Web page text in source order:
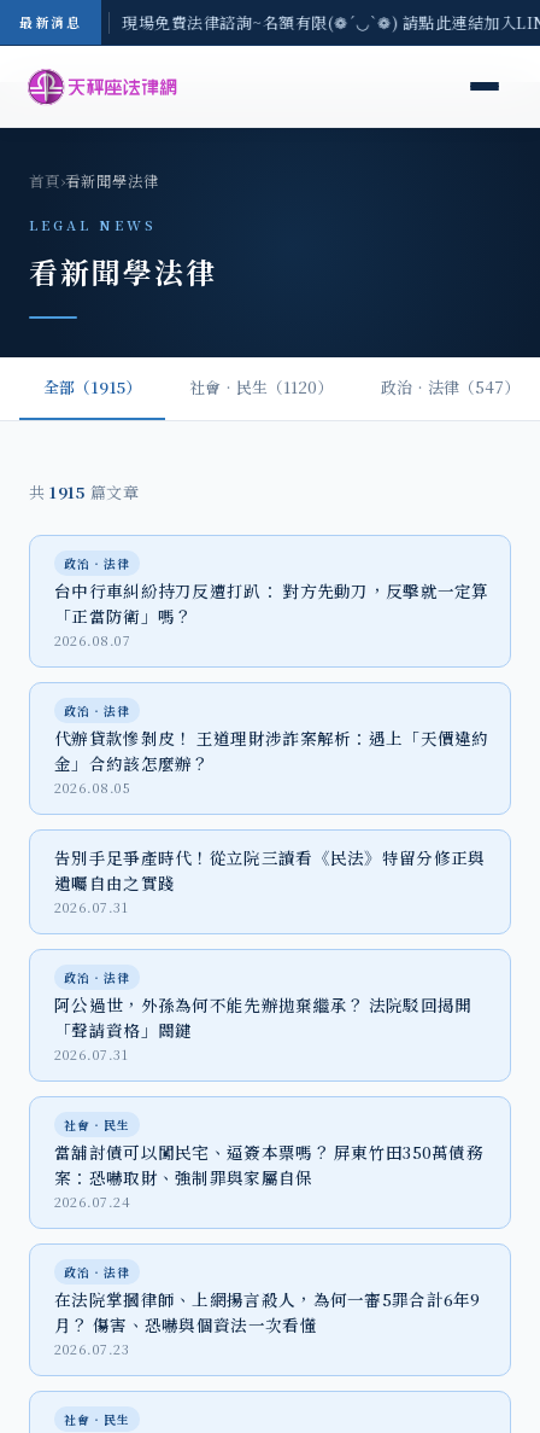
最新消息
地區-8/3(一) 現場免費法律諮詢~名額有限(❁´◡`❁) 請點此連結加入
首頁›看新聞學法律
LEGAL NEWS
看新聞學法律
全部（1915） 社會‧民生（1120） 政治‧法律（547）
共 1915 篇文章
政治‧法律
台中行車糾紛持刀反遭打趴： 對方先動刀，反擊就一定算
「正當防衛」嗎？
2026.08.07
政治‧法律
代辦貸款慘剝皮！ 王道理財涉詐案解析：遇上「天價違約
金」合約該怎麼辦？
2026.08.05
告別手足爭產時代！從立院三讀看《民法》特留分修正與
遺囑自由之實踐
2026.07.31
政治‧法律
阿公過世，外孫為何不能先辦拋棄繼承？ 法院駁回揭開
「聲請資格」關鍵
2026.07.31
社會‧民生
當舖討債可以闖民宅、逼簽本票嗎？ 屏東竹田350萬債務
案：恐嚇取財、強制罪與家屬自保
2026.07.24
政治‧法律
在法院掌摑律師、上網揚言殺人，為何一審5罪合計6年9
月？ 傷害、恐嚇與個資法一次看懂
2026.07.23
社會‧民生